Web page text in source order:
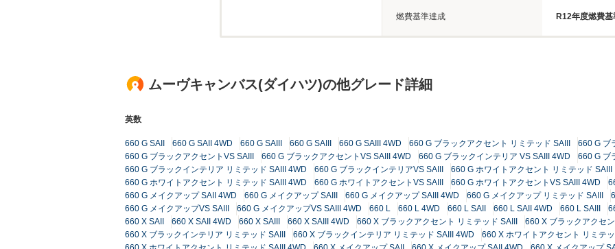
燃費基準達成 R12年度燃費
ムーヴキャンバス(ダイハツ)の他グレード詳細
英数
660 G SAII 660 G SAII 4WD 660 G SAIII 660 G SAIII 660 G SAIII 4WD 660 G ブラックアクセント リミテッド SAIII
660 G ブ
660 G ブラックアクセントVS SAIII
660 G ブラックアクセントVS SAIII 4WD 660 G ブラックインテリア VS SAIII 4WD
660 G ブ
660 G ブラックインテリア リミテッド SAIII 4WD
660 G ブラックインテリアVS SAIII
660 G ホワイトアクセント リミテッド SAIII
660 G ホワイトアクセント リミテッド SAIII 4WD
660 G ホワイトアクセントVS SAIII 660 G ホワイトアクセントVS SAIII 4WD
660 G メイクアップ SAII 4WD
660 G メイクアップ SAIII 660 G メイクアップ SAIII 4WD 660 G メイクアップ リミテッド SAIII
660 G メイクアップVS SAIII
660 G メイクアップVS SAIII 4WD 660 L 660 L 4WD 660 L SAII 660 L SAII 4WD 660 L SAIII
660 X SAII
660 X SAII 4WD 660 X SAIII 660 X SAIII 4WD 660 X ブラックアクセント リミテッド SAIII
660 X ブラックアクセ
660 X ブラックインテリア リミテッド SAIII
660 X ブラックインテリア リミテッド SAIII 4WD
660 X ホワイトアクセント リミテッ